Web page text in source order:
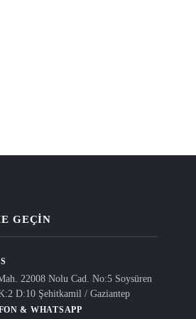
GEÇIN
22008 Nolu Cad. No:5 Soysüren
D:10 Şehitkamil / Gaziantep
& WHATSAPP